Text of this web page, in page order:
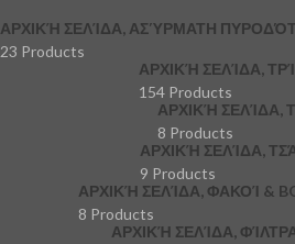
ΑΡΧΙΚΉ ΣΕΛΊΔΑ, ΑΣΎΡΜΑΤΗ
23 Products
ΑΡΧΙΚΉ ΣΕΛΊΔΑ,
154 Products
ΑΡΧΙΚΉ
8 Products
ΑΡΧΙΚΉ ΣΕΛΊΔΑ,
9 Products
ΑΡΧΙΚΉ ΣΕΛΊΔΑ, ΦΑΚΟΊ &
8 Products
ΑΡΧΙΚΉ ΣΕΛΊΔΑ,